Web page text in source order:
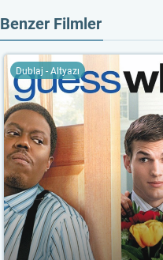
Benzer Filmler
Dublaj - Altyazı